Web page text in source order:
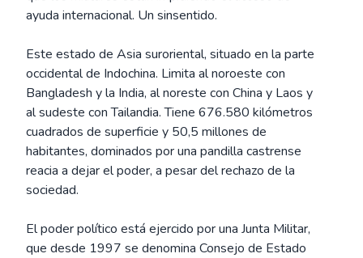
ayuda internacional. Un sinsentido.
Este estado de Asia suroriental, situado en la parte
occidental de Indochina. Limita al noroeste con
Bangladesh y la India, al noreste con China y Laos y
al sudeste con Tailandia. Tiene 676.580 kilómetros
cuadrados de superficie y 50,5 millones de
habitantes, dominados por una pandilla castrense
reacia a dejar el poder, a pesar del rechazo de la
sociedad.
El poder político está ejercido por una Junta Militar,
que desde 1997 se denomina Consejo de Estado